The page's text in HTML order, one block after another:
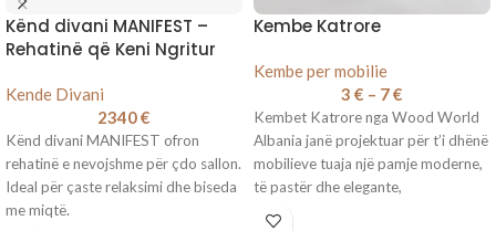
Kënd divani MANIFEST –
Rehatinë që Keni Ngritur
Kende Divani
2340€
Kënd divani MANIFEST ofron
rehatinë e nevojshme për çdo sallon.
Ideal për çaste relaksimi dhe biseda
me miqtë.
Kembe Katrore
Kembe per mobilie
3 € – 7€
Kembet Katrore nga Wood World
Albania janë projektuar për t’i dhënë
mobilieve tuaja një pamje moderne,
të pastër dhe elegante,